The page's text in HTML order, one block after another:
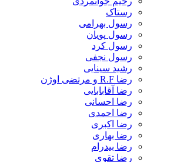
رستاک
رسول بهرامی
رسول پویان
رسول کرد
رسول نجفی
رشید سینایی
رضا R.F و مرتضی اوژن
رضا آقابابایی
رضا احسانی
رضا احمدی
رضا اکبری
رضا بهاری
رضا بیدرام
رضا تقوی